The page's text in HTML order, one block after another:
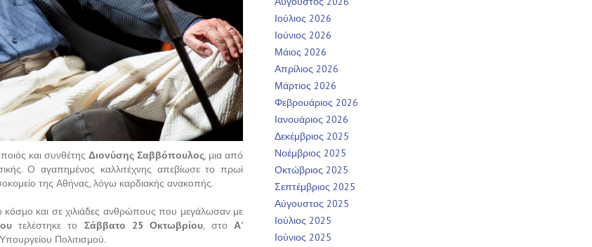
και συνθέτης Διονύσης Σαββόπουλος, μια από
Ο αγαπημένος καλλιτέχνης απεβίωσε το πρωί
της Αθήνας, λόγω καρδιακής ανακοπής.
κόσμο και σε χιλιάδες ανθρώπους που μεγάλωσαν με
τελέστηκε το Σάββατο 25 Οκτωβρίου, στοΑ’
Πολιτισμού.
Ιούλιος 2026
Ιούνιος 2026
Μάιος 2026
Απρίλιος 2026
Μάρτιος 2026
Φεβρουάριος 2026
Ιανουάριος 2026
Δεκέμβριος 2025
Νοέμβριος 2025
Οκτώβριος 2025
Σεπτέμβριος 2025
Αύγουστος 2025
Ιούλιος 2025
Ιούνιος 2025